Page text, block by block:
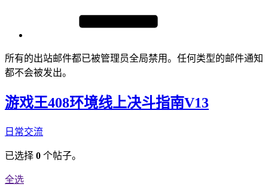
所有的出站邮件都已被管理员全局禁用。任何类型的邮件通知
都不会被发出。
游戏王408环境线上决斗指南V13
日常交流
已选择 0 个帖子。
全选